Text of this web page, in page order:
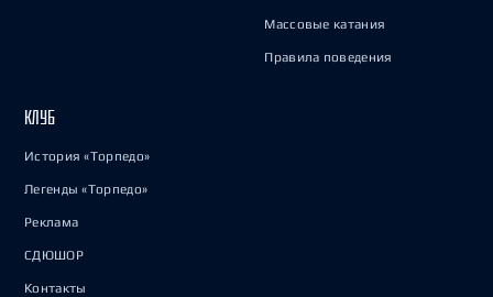
Массовые катания
Правила поведения
КЛУБ
История «Торпедо»
Легенды «Торпедо»
Реклама
СДЮШОР
Контакты